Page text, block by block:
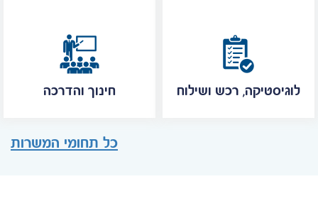
חינוך והדרכה לוגיסטיקה, רכש ושילוח
כל תחומי המשרות